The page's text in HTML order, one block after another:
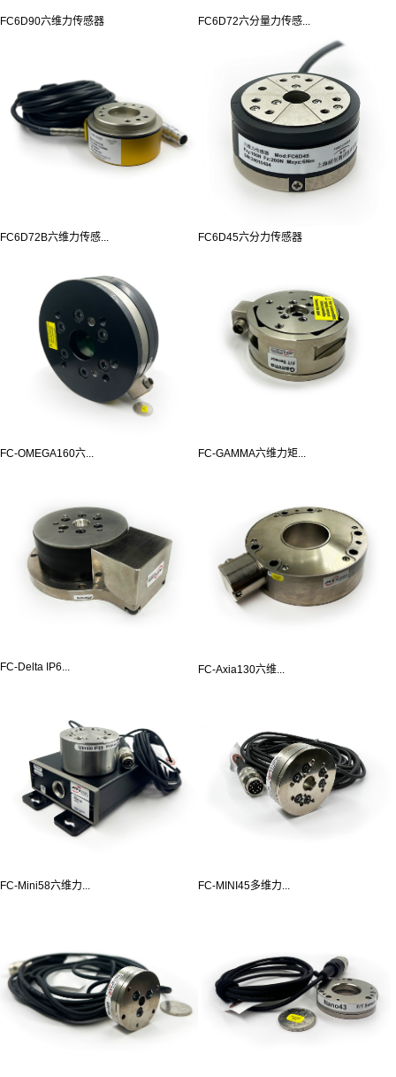
FC6D90六维力传感器 FC6D72六分量力传感...
FC6D72B六维力传感... FC6D45六分力传感器
FC-OMEGA160六... FC-GAMMA六维力矩...
FC-Delta IP6... FC-Axia130六维...
FC-Mini58六维力... FC-MINI45多维力...